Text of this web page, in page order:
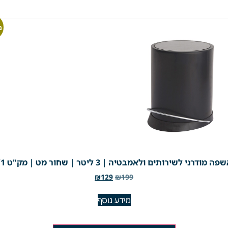
לשירותים ולאמבטיה | 3 ליטר | שחור מט | מק"ט 793/1
₪199
₪129
מידע נוסף